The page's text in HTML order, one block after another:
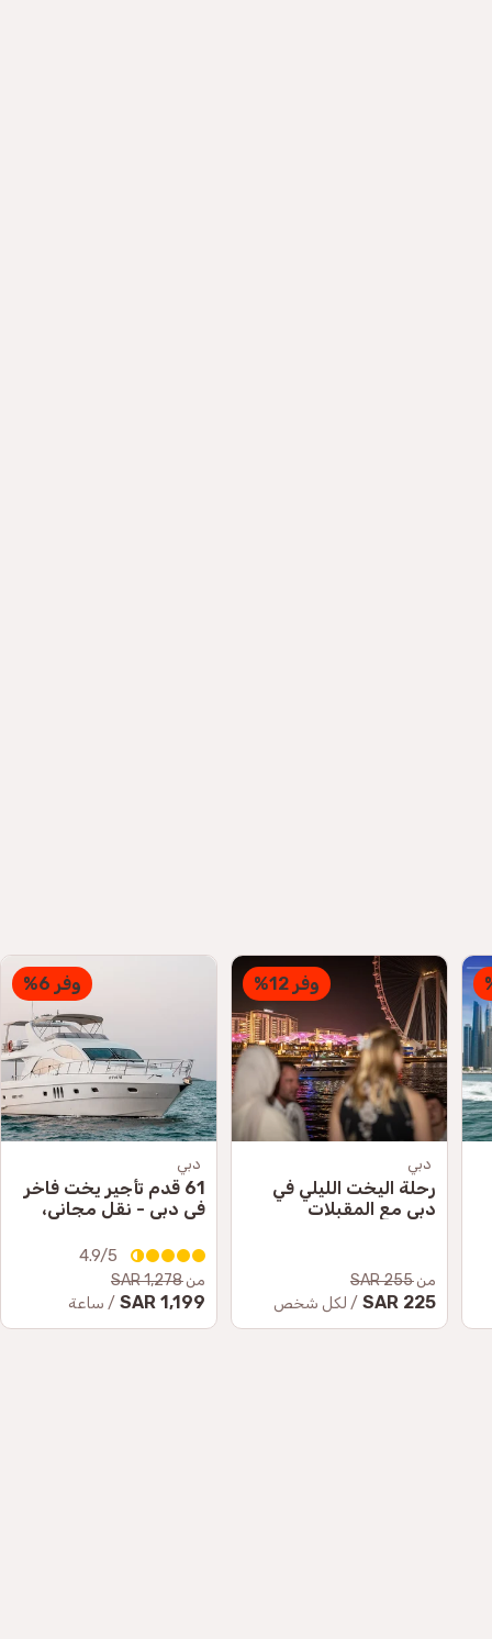
دبي
رحلة اليخت الليلي في
دبي مع المقبلات
من255 SAR
225 SAR / لكل شخص
وفر 12%
دبي
61 قدم تأجير يخت فاخر
في دبي - نقل مجاني،
كحولية غير محدودة
4.9/5
من1,278 SAR
1,199 SAR / ساعة
وفر 6%